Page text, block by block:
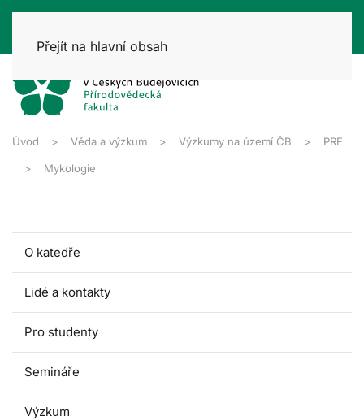
Přejít na hlavní obsah
Úvod Věda a výzkum Výzkumy na území ČB PRF
Mykologie
O katedře
Lidé a kontakty
Pro studenty
Semináře
Výzkum